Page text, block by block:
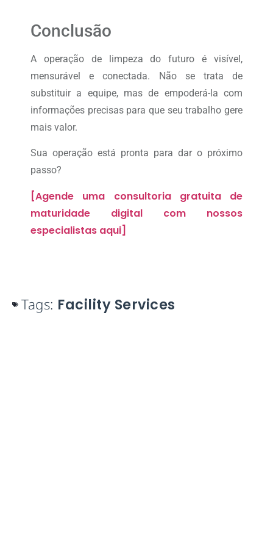
Conclusão
A operação de limpeza do futuro é visível,
mensurável e conectada. Não se trata de
substituir a equipe, mas de empoderá-la com
informações precisas para que seu trabalho gere
mais valor.
Sua operação está pronta para dar o próximo
passo?
[Agende uma consultoria gratuita de
maturidade digital com nossos
especialistas aqui]
Tags: Facility Services